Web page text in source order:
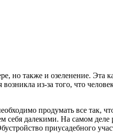
но также и озеленение. Эта
из-за того, что
продумать все так,
себя далекими. На самом деле
приусадебного